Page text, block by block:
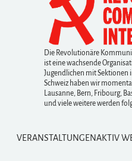
Die Revolutionäre
ist eine wachsende
Jugendlichen mit Sektionen
Schweiz haben wir
Lausanne, Bern, Fribourg,
und viele weitere werden
VERANSTALTUNGENAKTIV